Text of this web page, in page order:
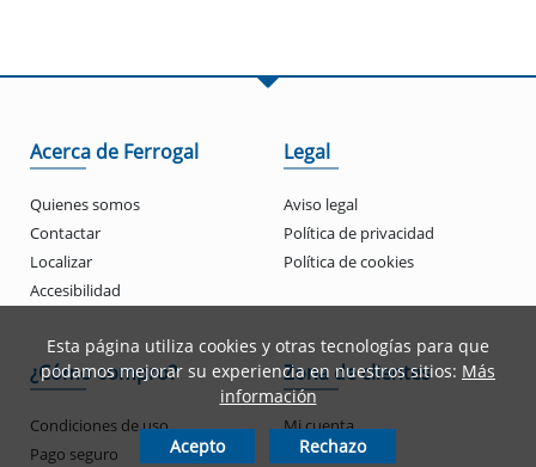
Acerca de Ferrogal
Quienes somos
Contactar
Localizar
Accesibilidad
Legal
Aviso legal
Política de privacidad
Política de cookies
¿Cómo compro?
Condiciones de uso
Pago seguro
Zona de clientes
Mi cuenta
Mis pedidos
Esta página utiliza cookies y otras tecnologías para que
podamos mejorar su experiencia en nuestros sitios: Más
información
Acepto Rechazo